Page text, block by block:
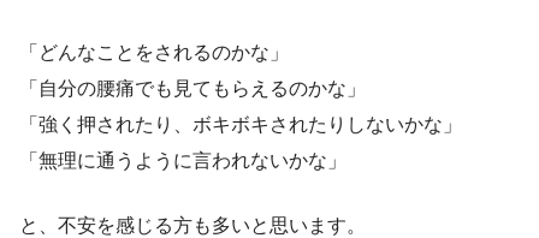
「どんなことをされるのかな」
「自分の腰痛でも見てもらえるのかな」
「強く押されたり、ボキボキされたりしないかな」
「無理に通うように言われないかな」
と、不安を感じる方も多いと思います。